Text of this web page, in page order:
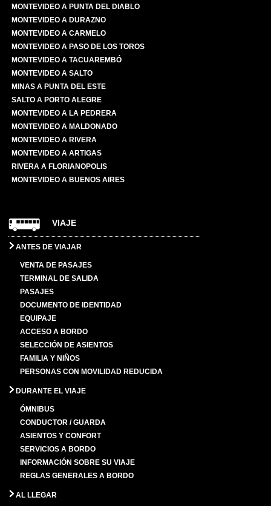
MONTEVIDEO A PUNTA DEL DIABLO
MONTEVIDEO A DURAZNO
MONTEVIDEO A CARMELO
MONTEVIDEO A PASO DE LOS TOROS
MONTEVIDEO A TACUAREMBÓ
MONTEVIDEO A SALTO
MINAS A PUNTA DEL ESTE
SALTO A PORTO ALEGRE
MONTEVIDEO A LA PEDRERA
MONTEVIDEO A MALDONADO
MONTEVIDEO A RIVERA
MONTEVIDEO A ARTIGAS
RIVERA A FLORIANOPOLIS
MONTEVIDEO A BUENOS AIRES
VIAJE
ANTES DE VIAJAR
VENTA DE PASAJES
TERMINAL DE SALIDA
PASAJES
DOCUMENTO DE IDENTIDAD
EQUIPAJE
ACCESO A BORDO
SELECCIÓN DE ASIENTOS
FAMILIA Y NIÑOS
PERSONAS CON MOVILIDAD REDUCIDA
DURANTE EL VIAJE
ÓMNIBUS
CONDUCTOR / GUARDA
ASIENTOS Y CONFORT
SERVICIOS A BORDO
INFORMACIÓN SOBRE SU VIAJE
REGLAS GENERALES A BORDO
AL LLEGAR